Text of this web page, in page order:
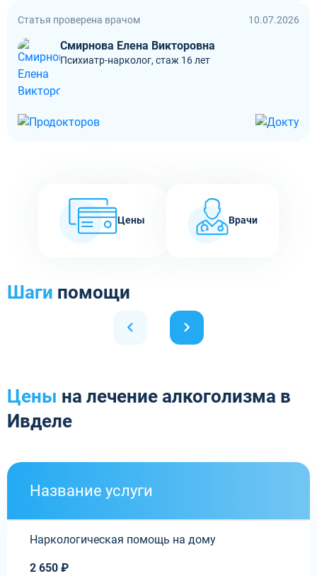
Статья проверена врачом 10.07.2026
Смирнова Елена Викторовна
Психиатр-нарколог, стаж 16 лет
Цены Врачи
Шаги помощи
Цены на лечение алкоголизма в
Ивделе
Название услуги
Наркологическая помощь на дому
2 650 ₽